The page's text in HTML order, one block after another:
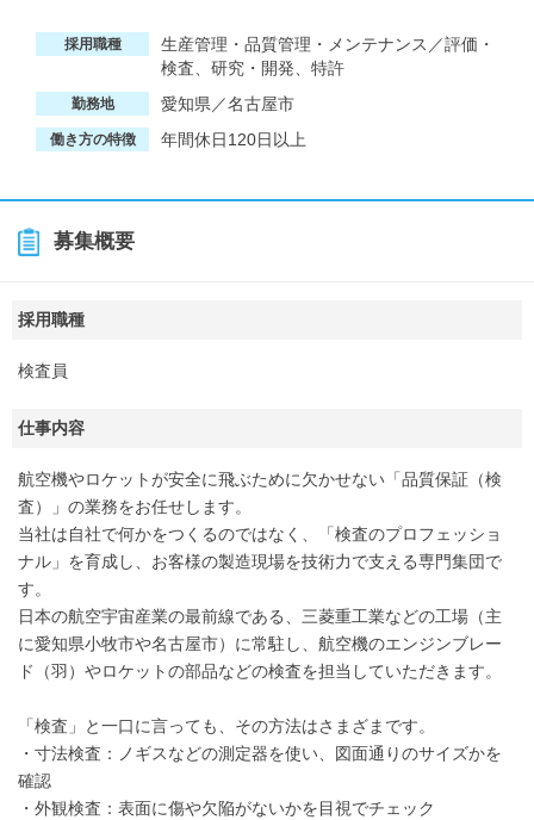
採用職種
生産管理・品質管理・メンテナンス／評価・
検査、研究・開発、特許
勤務地 愛知県／名古屋市
働き方の特徴 年間休日120日以上
募集概要
採用職種
検査員
仕事内容
航空機やロケットが安全に飛ぶために欠かせない「品質保証（検
査）」の業務をお任せします。
当社は自社で何かをつくるのではなく、「検査のプロフェッショ
ナル」を育成し、お客様の製造現場を技術力で支える専門集団で
す。
日本の航空宇宙産業の最前線である、三菱重工業などの工場（主
に愛知県小牧市や名古屋市）に常駐し、航空機のエンジンブレー
ド（羽）やロケットの部品などの検査を担当していただきます。
「検査」と一口に言っても、その方法はさまざまです。
・寸法検査：ノギスなどの測定器を使い、図面通りのサイズかを
確認
・外観検査：表面に傷や欠陥がないかを目視でチェック